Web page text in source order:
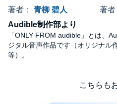
著者： 青柳 碧人
著者
Audible制作部より
「ONLY FROM audible」とは、
ジタル音声作品です（オリジナル
等）。
こちらも